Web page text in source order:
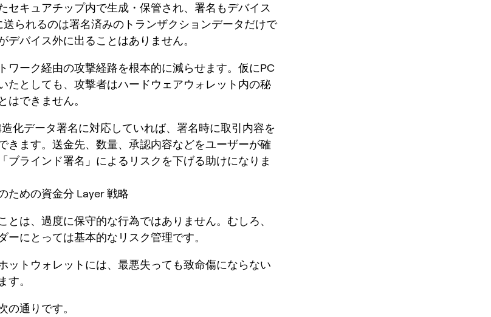
セキュアチップ内で生成・保管され、署名もデバイス
送られるのは署名済みのトランザクションデータだけで
デバイス外に出ることはありません。
ワーク経由の攻撃経路を根本的に減らせます。仮にPC
たとしても、攻撃者はハードウェアウォレット内の秘
はできません。
化データ署名に対応していれば、署名時に取引内容を
きます。送金先、数量、承認内容などをユーザーが確
ブラインド署名」によるリスクを下げる助けになりま
ための資金分 Layer 戦略
とは、過度に保守的な行為ではありません。むしろ、
ーにとっては基本的なリスク管理です。
ットウォレットには、最悪失っても致命傷にならない
す。
の通りです。